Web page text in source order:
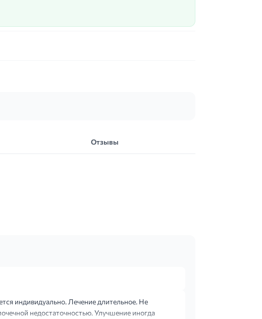
Отзывы
индивидуально. Лечение длительное. Не
недостаточностью. Улучшение иногда